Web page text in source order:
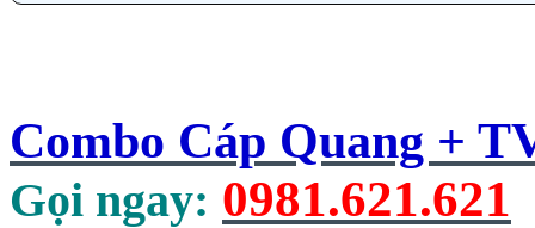
Combo Cáp Quang +
Gọi ngay: 0981.621.621